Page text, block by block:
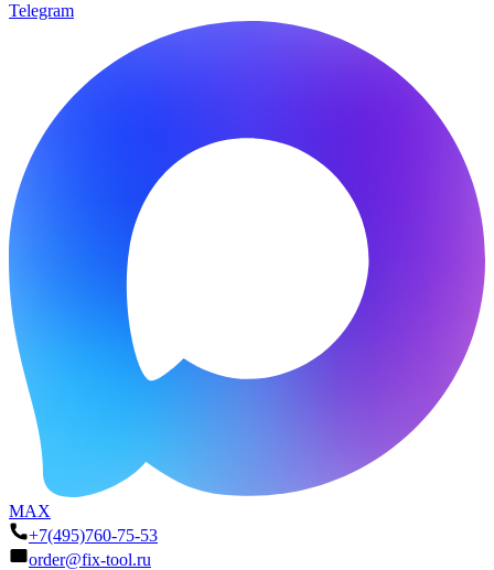
Telegram
MAX
+7(495)760-75-53
order@fix-tool.ru